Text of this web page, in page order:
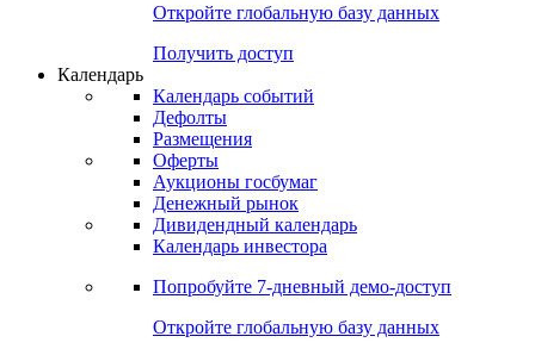
Откройте глобальную базу данных
Получить доступ
Календарь
Календарь событий
Дефолты
Размещения
Оферты
Аукционы госбумаг
Денежный рынок
Дивидендный календарь
Календарь инвестора
Попробуйте 7-дневный демо-доступ
Откройте глобальную базу данных